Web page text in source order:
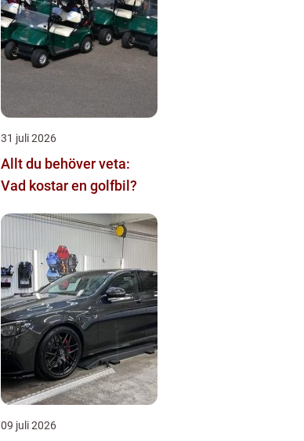
31 juli 2026
Allt du behöver veta:
Vad kostar en golfbil?
09 juli 2026